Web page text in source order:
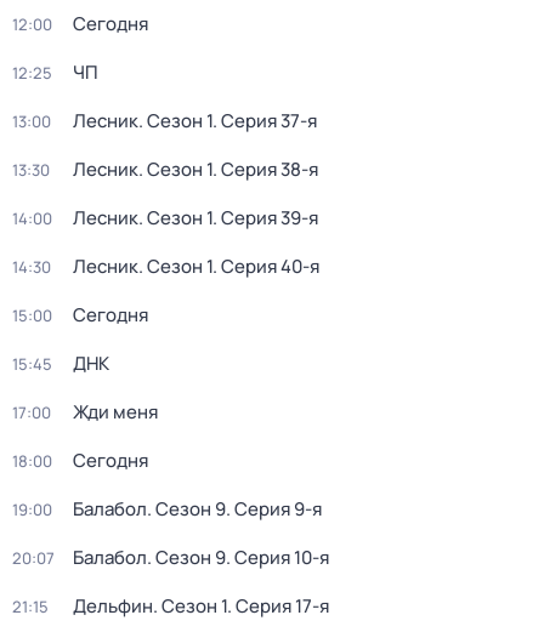
12:00 Сегодня
12:25 ЧП
13:00 Лесник. Сезон 1. Серия 37-я
13:30 Лесник. Сезон 1. Серия 38-я
14:00 Лесник. Сезон 1. Серия 39-я
14:30 Лесник. Сезон 1. Серия 40-я
15:00 Сегодня
15:45 ДНК
17:00 Жди меня
18:00 Сегодня
19:00 Балабол. Сезон 9. Серия 9-я
20:07 Балабол. Сезон 9. Серия 10-я
21:15 Дельфин. Сезон 1. Серия 17-я